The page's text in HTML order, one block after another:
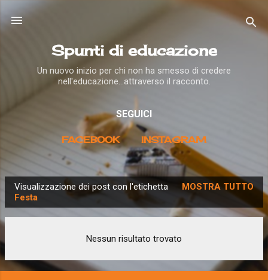
Spunti di educazione
Un nuovo inizio per chi non ha smesso di credere
nell'educazione...attraverso il racconto.
SEGUICI
FACEBOOK INSTAGRAM
o
Visualizzazione dei post con l'etichetta
Festa
MOSTRA TUTTO
Nessun risultato trovato